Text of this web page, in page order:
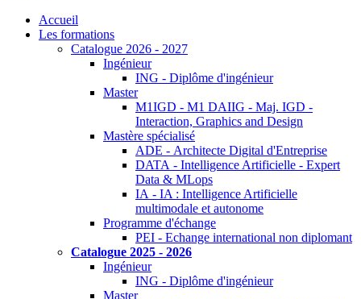
Accueil
Les formations
Catalogue 2026 - 2027
Ingénieur
ING - Diplôme d'ingénieur
Master
M1IGD - M1 DAIIG - Maj. IGD -
Interaction, Graphics and Design
Mastère spécialisé
ADE - Architecte Digital d'Entreprise
DATA - Intelligence Artificielle - Expert
Data & MLops
IA - IA : Intelligence Artificielle
multimodale et autonome
Programme d'échange
PEI - Echange international non diplomant
Catalogue 2025 - 2026
Ingénieur
ING - Diplôme d'ingénieur
Master